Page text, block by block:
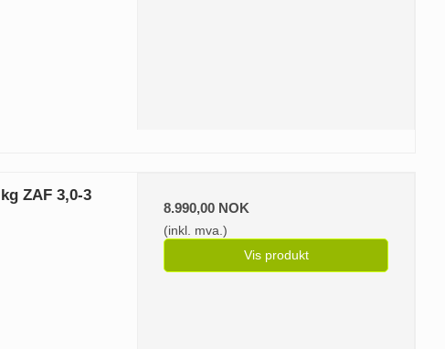
ZAF 3,0-3
8.990,00 NOK
(inkl. mva.)
Vis produkt